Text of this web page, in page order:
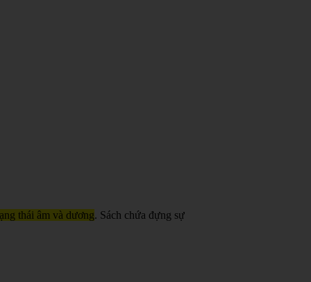
thái âm và dương. Sách chứa đựng sự